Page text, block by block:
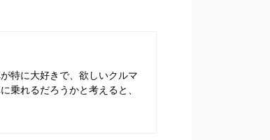
特に大好きで、欲しいクルマ
乗れるだろうかと考えると、